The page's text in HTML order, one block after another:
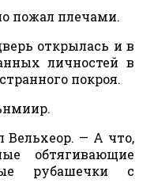
пожал плечами.
открылась и в
личностей в
покроя.
Вельхеор. — А что,
обтягивающие
рубашечки с